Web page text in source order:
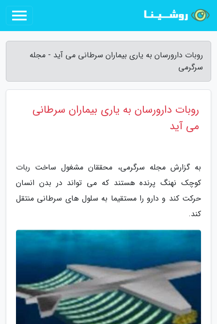
روبات دارورسان به یاری بیماران سرطانی می آید - مجله
سرگرمی
روبات دارورسان به یاری بیماران سرطانی
می آید
به گزارش مجله سرگرمی، محققان مشغول ساخت ربات
کوچک نهنگ پرنده هستند که می تواند در بدن انسان
حرکت کند و دارو را مستقیما به سلول های سرطانی منتقل
کند.